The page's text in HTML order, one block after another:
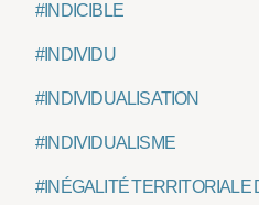
#INDICIBLE
#INDIVIDU
#INDIVIDUALISATION
#INDIVIDUALISME
#INÉGALITÉ TERRITORIALE